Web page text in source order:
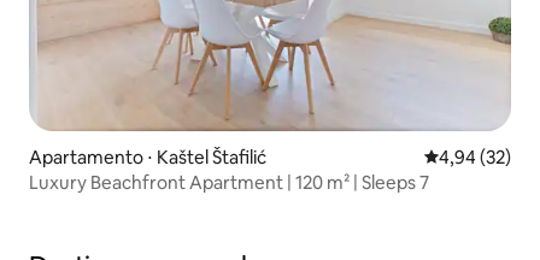
Apartamento ⋅ Kaštel Štafilić 4,94 de uma
4,94 (32)
Luxury Beachfront Apartment | 120 m² | Sleeps 7